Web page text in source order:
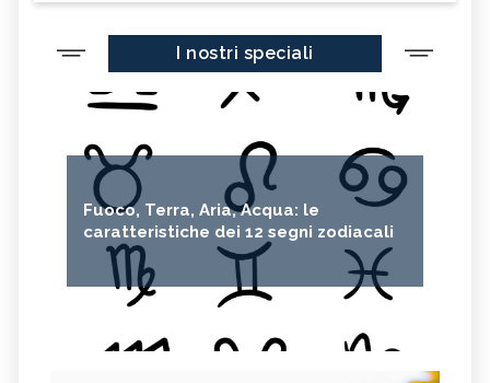
I nostri speciali
Fuoco, Terra, Aria, Acqua: le
caratteristiche dei 12 segni zodiacali